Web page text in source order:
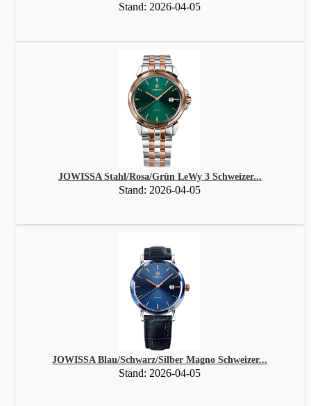
Stand: 2026-04-05
JOWISSA Stahl/Rosa/Grün LeWy 3 Schweizer...
Stand: 2026-04-05
JOWISSA Blau/Schwarz/Silber Magno Schweizer...
Stand: 2026-04-05